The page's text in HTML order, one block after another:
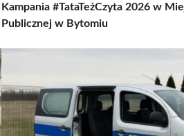
Kampania #TataTeżCzyta 2026 w
Publicznej w Bytomiu